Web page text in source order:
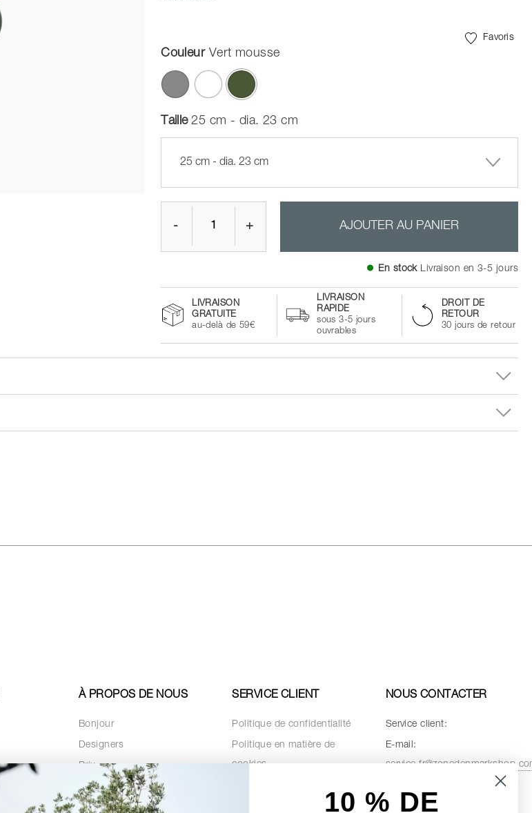
Favoris
Couleur Vert mousse
ont été sélectionnés
Taille 25 cm - dia. 23 cm
25 cm - dia. 23 cm
- + AJOUTER AU PANIER
En stock Livraison en 3-5 jours
LIVRAISON
GRATUITE
au-delà de 59€
LIVRAISON
RAPIDE
sous 3-5 jours
ouvrables
DROIT DE
RETOUR
30 jours de retour
À PROPOS DE NOUS
Bonjour
Designers
Prix
SERVICE CLIENT
Politique de confidentialité
Politique en matière de
cookies
NOUS CONTACTER
Service client:
E-mail:
10 % DE